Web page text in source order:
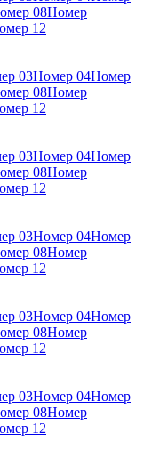
08Номер
12
03Номер 04Номер
08Номер
12
03Номер 04Номер
08Номер
12
03Номер 04Номер
08Номер
12
03Номер 04Номер
08Номер
12
03Номер 04Номер
08Номер
12